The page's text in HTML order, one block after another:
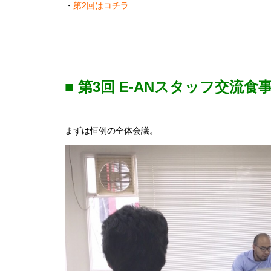
・ 第2回はコチラ
■ 第3回 E-ANスタッフ交流食
まずは恒例の全体会議。